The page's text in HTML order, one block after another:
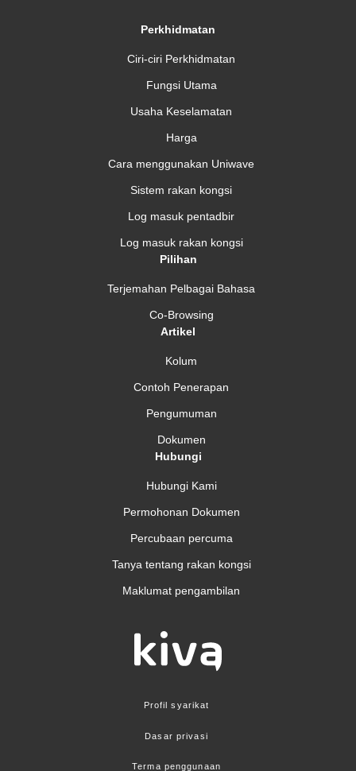
Perkhidmatan
Ciri-ciri Perkhidmatan
Fungsi Utama
Usaha Keselamatan
Harga
Cara menggunakan Uniwave
Sistem rakan kongsi
Log masuk pentadbir
Log masuk rakan kongsi
Pilihan
Terjemahan Pelbagai Bahasa
Co-Browsing
Artikel
Kolum
Contoh Penerapan
Pengumuman
Dokumen
Hubungi
Hubungi Kami
Permohonan Dokumen
Percubaan percuma
Tanya tentang rakan kongsi
Maklumat pengambilan
Profil syarikat
Dasar privasi
Terma penggunaan